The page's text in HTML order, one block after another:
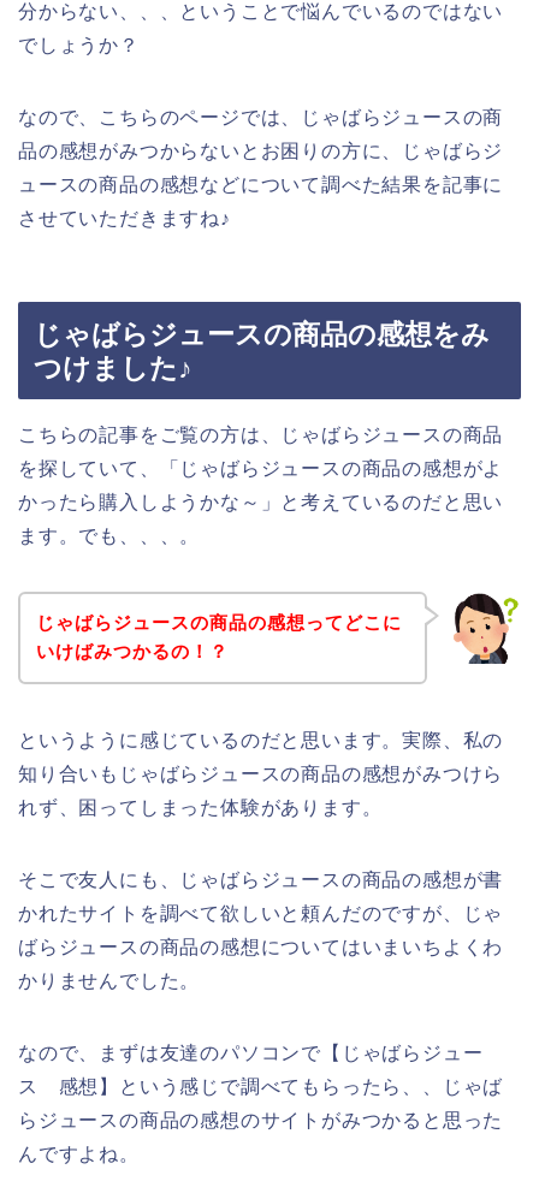
分からない、、、ということで悩んでいるのではない
でしょうか？
なので、こちらのページでは、じゃばらジュースの商
品の感想がみつからないとお困りの方に、じゃばらジ
ュースの商品の感想などについて調べた結果を記事に
させていただきますね♪
じゃばらジュースの商品の感想をみ
つけました♪
こちらの記事をご覧の方は、じゃばらジュースの商品
を探していて、「じゃばらジュースの商品の感想がよ
かったら購入しようかな～」と考えているのだと思い
ます。でも、、、。
じゃばらジュースの商品の感想ってどこに
いけばみつかるの！？
というように感じているのだと思います。実際、私の
知り合いもじゃばらジュースの商品の感想がみつけら
れず、困ってしまった体験があります。
そこで友人にも、じゃばらジュースの商品の感想が書
かれたサイトを調べて欲しいと頼んだのですが、じゃ
ばらジュースの商品の感想についてはいまいちよくわ
かりませんでした。
なので、まずは友達のパソコンで【じゃばらジュー
ス 感想】という感じで調べてもらったら、、じゃば
らジュースの商品の感想のサイトがみつかると思った
んですよね。